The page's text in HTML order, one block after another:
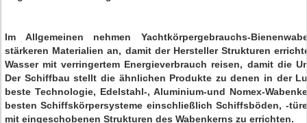
Im Allgemeinen nehmen Yachtkörpergebrauchs-
stärkeren Materialien an, damit der Hersteller Strukturen
Wasser mit verringertem Energieverbrauch reisen, damit die
Der Schiffbau stellt die ähnlichen Produkte zu denen in der
beste Technologie, Edelstahl-, Aluminium-und Nomex-
besten Schiffskörpersysteme einschließlich Schiffsböden, -
mit eingeschobenen Strukturen des Wabenkerns zu errichten.